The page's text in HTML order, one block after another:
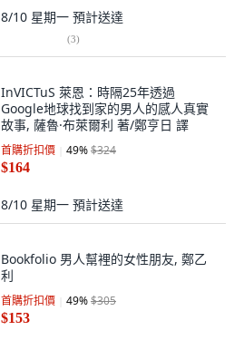
8/10 星期一 預計送達
(3)
InVICTuS 萊恩：時隔25年透過
Google地球找到家的男人的感人真實
故事, 薩魯·布萊爾利 著/鄭亨日 譯
首購折扣價 49%$324
$164
8/10 星期一 預計送達
Bookfolio 男人幫裡的女性朋友, 鄭乙
利
首購折扣價 49%$305
$153